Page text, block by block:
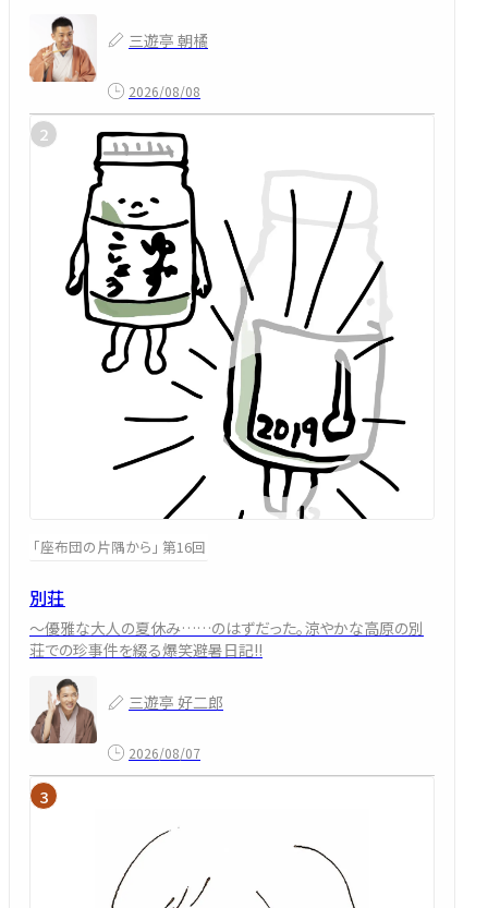
三遊亭 朝橘
2026/08/08
「座布団の片隅から」 第16回
別荘
～優雅な大人の夏休み……のはずだった。涼やかな高原の別
荘での珍事件を綴る爆笑避暑日記!!
三遊亭 好二郎
2026/08/07